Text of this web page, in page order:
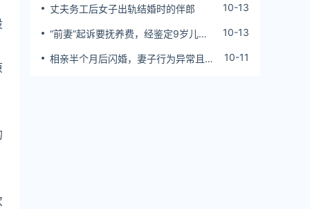
丈夫务工后女子出轨结婚时的伴郎 10-13
“前妻”起诉要抚养费，经鉴定9岁儿子
10-13
相亲半个月后闪婚，妻子行为异常且持
10-11